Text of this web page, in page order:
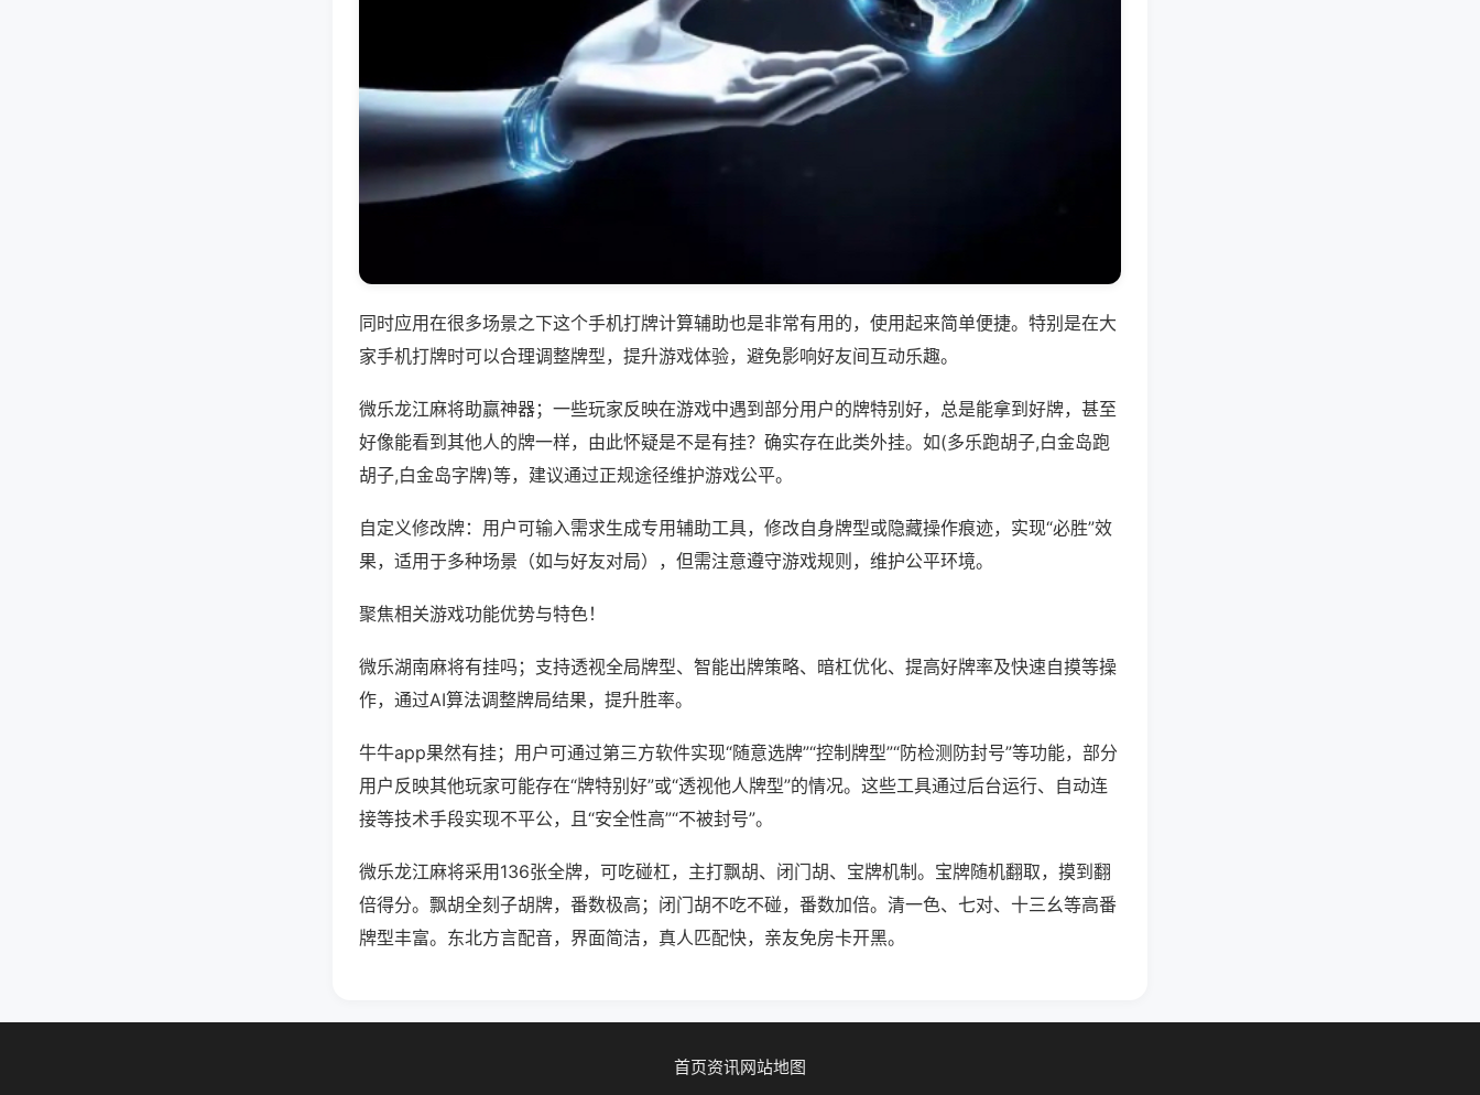
同时应用在很多场景之下这个手机打牌计算辅助也是非常有用的，使用起来简单便捷。特别是在大
家手机打牌时可以合理调整牌型，提升游戏体验，避免影响好友间互动乐趣。
微乐龙江麻将助赢神器；一些玩家反映在游戏中遇到部分用户的牌特别好，总是能拿到好牌，甚至
好像能看到其他人的牌一样，由此怀疑是不是有挂？确实存在此类外挂。如(多乐跑胡子,白金岛跑
胡子,白金岛字牌)等，建议通过正规途径维护游戏公平。
自定义修改牌：用户可输入需求生成专用辅助工具，修改自身牌型或隐藏操作痕迹，实现“必胜”效
果，适用于多种场景（如与好友对局），但需注意遵守游戏规则，维护公平环境。
聚焦相关游戏功能优势与特色！
微乐湖南麻将有挂吗；支持透视全局牌型、智能出牌策略、暗杠优化、提高好牌率及快速自摸等操
作，通过AI算法调整牌局结果，提升胜率。
牛牛app果然有挂；用户可通过第三方软件实现“随意选牌”“控制牌型”“防检测防封号”等功能，部分
用户反映其他玩家可能存在“牌特别好”或“透视他人牌型”的情况。这些工具通过后台运行、自动连
接等技术手段实现不平公，且“安全性高”“不被封号”。
微乐龙江麻将采用136张全牌，可吃碰杠，主打飘胡、闭门胡、宝牌机制。宝牌随机翻取，摸到翻
倍得分。飘胡全刻子胡牌，番数极高；闭门胡不吃不碰，番数加倍。清一色、七对、十三幺等高番
牌型丰富。东北方言配音，界面简洁，真人匹配快，亲友免房卡开黑。
首页资讯网站地图